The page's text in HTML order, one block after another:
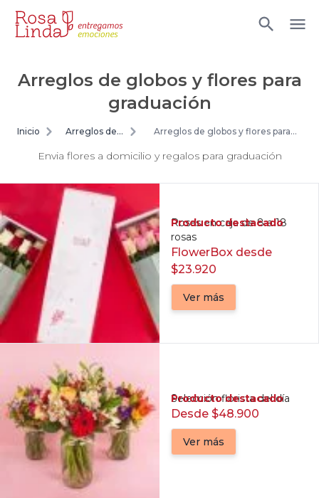
Arreglos de globos y flores para
graduación
Inicio
Arreglos de
Arreglos de globos y flores para
Envia flores a domicilio y regalos para graduación
Producto destacado
Rosas en caja de 8 a 18
rosas
FlowerBox desde
$23.920
Ver más
Producto destacado
Selección florista del día
Desde $48.900
Ver más